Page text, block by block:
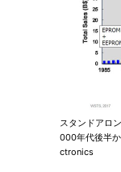
スタンドアロ
000年代後半
ctronics